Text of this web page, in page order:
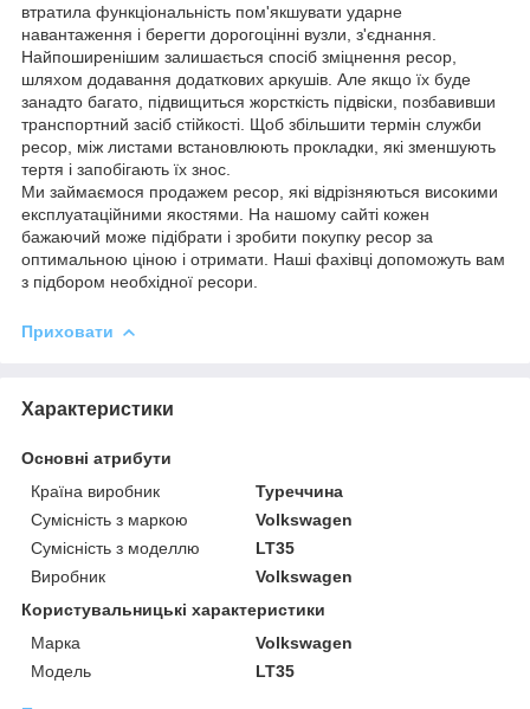
втратила функціональність пом'якшувати ударне
навантаження і берегти дорогоцінні вузли, з'єднання.
Найпоширенішим залишається спосіб зміцнення ресор,
шляхом додавання додаткових аркушів. Але якщо їх буде
занадто багато, підвищиться жорсткість підвіски, позбавивши
транспортний засіб стійкості. Щоб збільшити термін служби
ресор, між листами встановлюють прокладки, які зменшують
тертя і запобігають їх знос.
Ми займаємося продажем ресор, які відрізняються високими
експлуатаційними якостями. На нашому сайті кожен
бажаючий може підібрати і зробити покупку ресор за
оптимальною ціною і отримати. Наші фахівці допоможуть вам
з підбором необхідної ресори.
Приховати
Характеристики
Основні атрибути
Країна виробник
Туреччина
Сумісність з маркою
Volkswagen
Сумісність з моделлю
LT35
Виробник
Volkswagen
Користувальницькі характеристики
Марка
Volkswagen
Модель
LT35